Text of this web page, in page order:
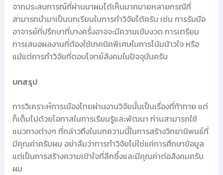
จากประสบการณ์ที่ผ่านมาผมได้เห็นมากมายหลายกรณีที่
สามารถนำมาเป็นบทเรียนในการทำวิจัยได้ครับ เช่น การรับมือ
อาจารย์ที่ปรึกษาที่บางครั้งอาจจะมีความเข้มงวด การเตรียม
การเสนอผลงานที่ต้องใช้เทคนิคพิเศษในการโน้มน้าวใจ หรือ
แม้แต่การทำวิจัยที่ตอบโจทย์สังคมในปัจจุบันครับ
บทสรุป
การวิเคราะห์การเมืองไทยผ่านงานวิจัยนั้นเป็นเรื่องที่ท้าทาย แต่
ก็เต็มไปด้วยโอกาสในการเรียนรู้และพัฒนา ท่านสามารถใช้
แนวทางต่างๆ ที่กล่าวถึงในบทความนี้ในการสร้างวิทยานิพนธ์ที่
มีคุณค่าครับผม อย่าลืมว่าการทำวิจัยไม่ใช่แค่การศึกษาข้อมูล
แต่เป็นการสร้างความเข้าใจที่ลึกซึ้งและมีคุณค่าต่อสังคมครับ
ผม